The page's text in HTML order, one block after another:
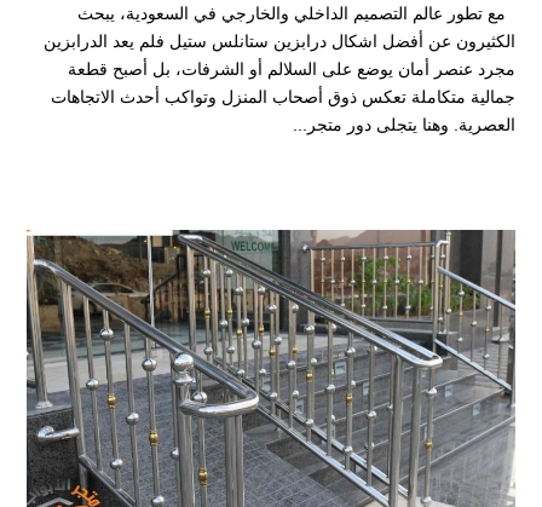
مع تطور عالم التصميم الداخلي والخارجي في السعودية، يبحث
الكثيرون عن أفضل اشكال درابزين ستانلس ستيل​ فلم يعد الدرابزين
مجرد عنصر أمان يوضع على السلالم أو الشرفات، بل أصبح قطعة
جمالية متكاملة تعكس ذوق أصحاب المنزل وتواكب أحدث الاتجاهات
العصرية. وهنا يتجلى دور متجر...